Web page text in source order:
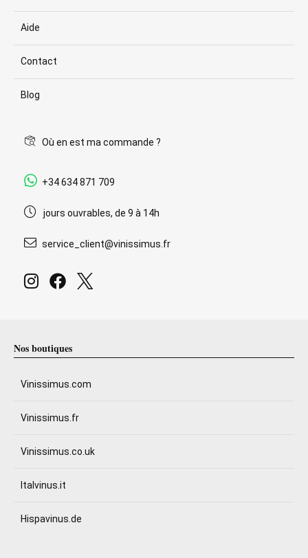
Aide
Contact
Blog
Où en est ma commande ?
+34 634 871 709
jours ouvrables, de 9 à 14h
service_client@vinissimus.fr
Nos boutiques
Vinissimus.com
Vinissimus.fr
Vinissimus.co.uk
Italvinus.it
Hispavinus.de